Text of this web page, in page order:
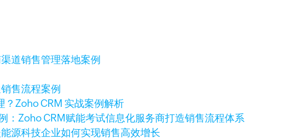
道销售管理落地案例
售流程案例
Zoho CRM 实战案例解析
：Zoho CRM赋能考试信息化服务商打造销售流程体系
源科技企业如何实现销售高效增长